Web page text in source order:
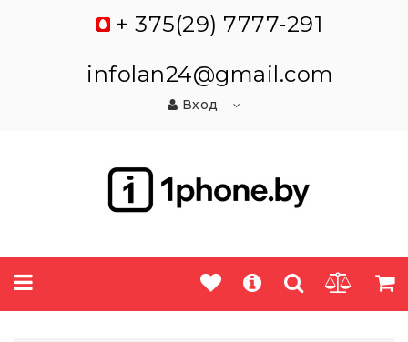
+ 375(29) 7777-291
infolan24@gmail.com
Вход